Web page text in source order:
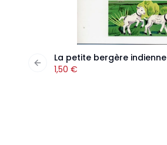
La petite bergère indienne
1,50 €
Previous slide